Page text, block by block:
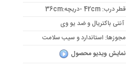
قطر درب: 42cm -دریچه:36cm
آنتی باکتریال و ضد یو وی
مجوزها: استاندارد و سیب سلامت
نمایش ویدیو محصول